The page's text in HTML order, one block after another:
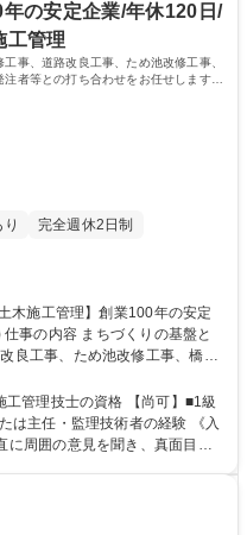
システムなど、新しいものを積
運転免許普通自動車 二級建築士
の安定企業/年休120日/
工管理
事、道路改良工事、ため池改修工事、
者等との打ち合わせをお任せします。
完全週休2日制
良工事、ため池改修工事、橋梁
発注者等との打ち合わせをお任
★「100年の安定×
業務】土木工事における施工管
工事測量、施工図の作成、安全
最新技術を導入。現場への直
管理技士の資格 【尚可】■1級
に周囲の意見を聞き、真面目に
けて働けます。【社風】「老
社内改革を推進中。【強み】